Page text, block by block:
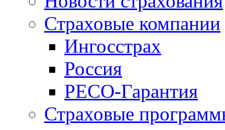
Страховые компании
Ингосстрах
Россия
РЕСО-Гарантия
Страховые